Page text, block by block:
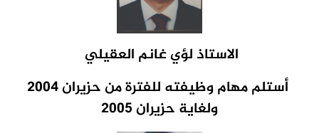
الاستاذ لؤي غانم العقيلي
أستلم مهام وظيفته
للفترة من حزيران 2004
ولغاية حزيران 2005